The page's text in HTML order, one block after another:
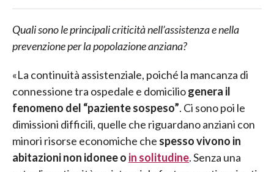
Quali sono le principali criticità nell’assistenza e nella
prevenzione per la popolazione anziana?
«La continuità assistenziale, poiché la mancanza di
connessione tra ospedale e domiciliogenera il
fenomeno del “paziente sospeso”. Ci sono poi le
dimissioni difficili, quelle che riguardano anziani con
minori risorse economiche che spesso vivono in
abitazioni non idonee o in solitudine. Senza una